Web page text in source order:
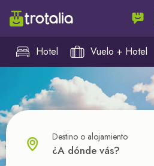
Hotel Vuelo + Hotel
Destino o alojamiento